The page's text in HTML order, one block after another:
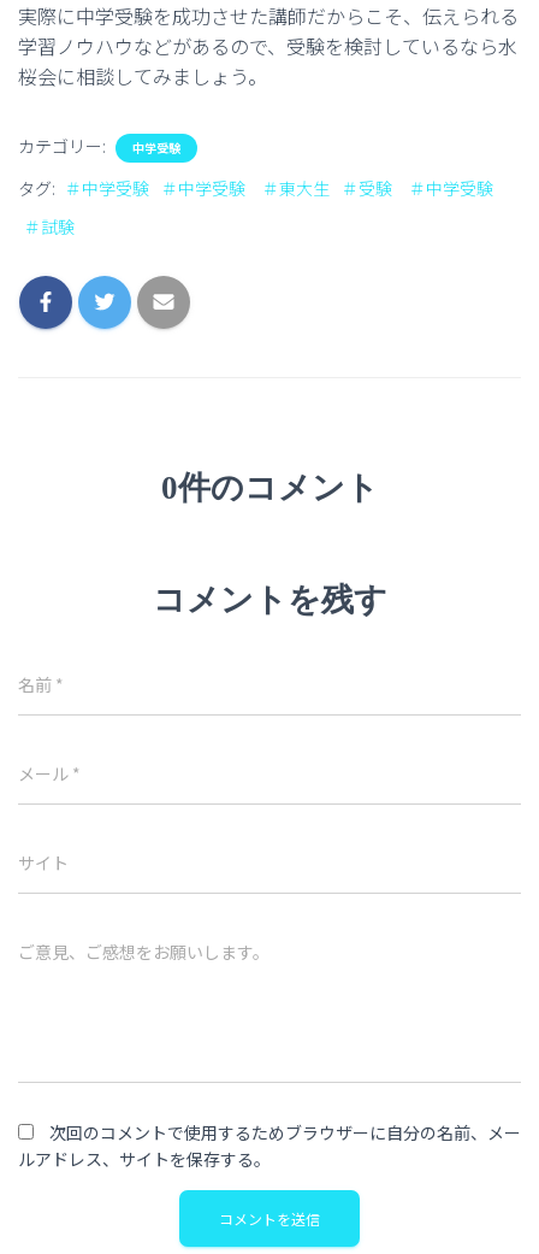
実際に中学受験を成功させた講師だからこそ、伝えられる
学習ノウハウなどがあるので、受験を検討しているなら水
桜会に相談してみましょう。
カテゴリー: 中学受験
タグ: ＃中学受験 ＃中学受験 ＃東大生
＃受験 ＃中学受験
＃試験
0件のコメント
コメントを残す
名前 *
メール *
サイト
ご意見、ご感想をお願いします。
次回のコメントで使用するためブラウザーに自分の名前、メー
ルアドレス、サイトを保存する。